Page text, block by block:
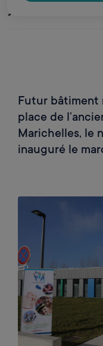
Futur bâtiment
place de
Marichelles, le
inauguré le